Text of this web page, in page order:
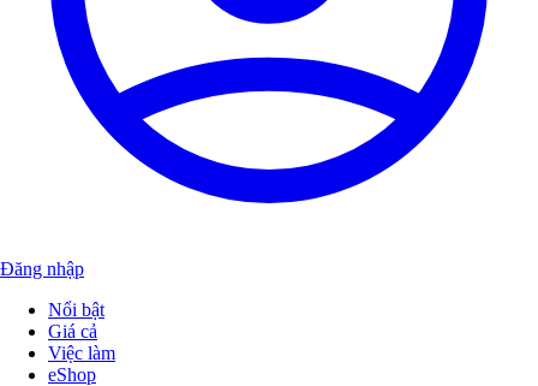
Đăng nhập
Nổi bật
Giá cả
Việc làm
eShop